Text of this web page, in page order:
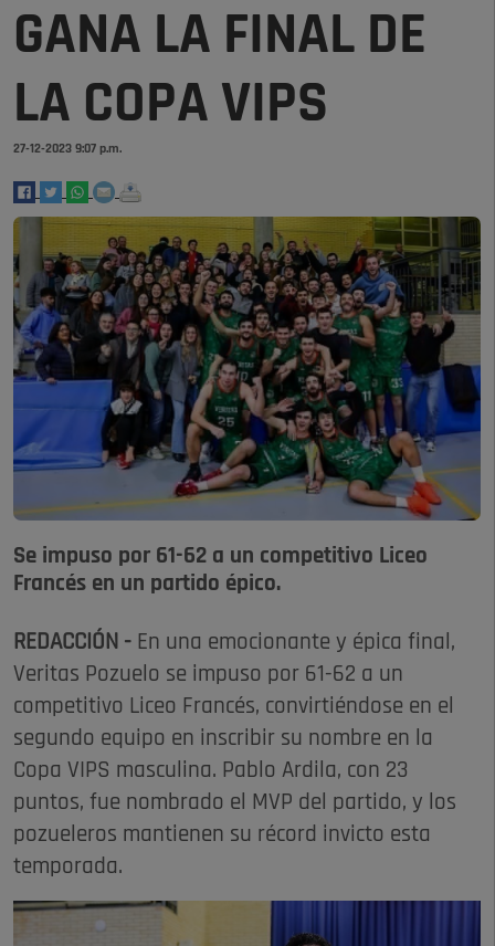
GANA LA FINAL DE
LA COPA VIPS
27-12-2023 9:07 p.m.
Se impuso por 61-62 a un competitivo Liceo
Francés en un partido épico.
REDACCIÓN - En una emocionante y épica final,
Veritas Pozuelo se impuso por 61-62 a un
competitivo Liceo Francés, convirtiéndose en el
segundo equipo en inscribir su nombre en la
Copa VIPS masculina. Pablo Ardila, con 23
puntos, fue nombrado el MVP del partido, y los
pozueleros mantienen su récord invicto esta
temporada.